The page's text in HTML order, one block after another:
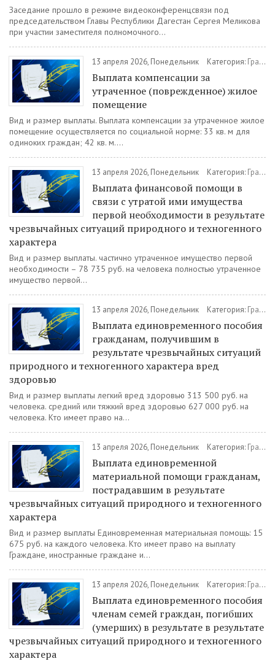
Заседание прошло в режиме видеоконференцсвязи под
председательством Главы Республики Дагестан Сергея Меликова
при участии заместителя полномочного...
13 апреля 2026, Понедельник Категория: Гражданам
Выплата компенсации за
утраченное (поврежденное) жилое
помещение
Вид и размер выплаты. Выплата компенсации за утраченное жилое
помещение осуществляется по социальной норме: 33 кв. м для
одиноких граждан; 42 кв. м....
13 апреля 2026, Понедельник Категория: Гражданам
Выплата финансовой помощи в
связи с утратой ими имущества
первой необходимости в результате
чрезвычайных ситуаций природного и техногенного
характера
Вид и размер выплаты. частично утраченное имущество первой
необходимости – 78 735 руб. на человека полностью утраченное
имущество первой...
13 апреля 2026, Понедельник Категория: Гражданам
Выплата единовременного пособия
гражданам, получившим в
результате чрезвычайных ситуаций
природного и техногенного характера вред
здоровью
Вид и размер выплаты легкий вред здоровью 313 500 руб. на
человека. средний или тяжкий вред здоровью 627 000 руб. на
человека. Кто имеет право на...
13 апреля 2026, Понедельник Категория: Гражданам
Выплата единовременной
материальной помощи гражданам,
пострадавшим в результате
чрезвычайных ситуаций природного и техногенного
характера
Вид и размер выплаты Единовременная материальная помощь: 15
675 руб. на каждого человека. Кто имеет право на выплату
Граждане, иностранные граждане и...
13 апреля 2026, Понедельник Категория: Гражданам
Выплата единовременного пособия
членам семей граждан, погибших
(умерших) в результате в результате
чрезвычайных ситуаций природного и техногенного
характера